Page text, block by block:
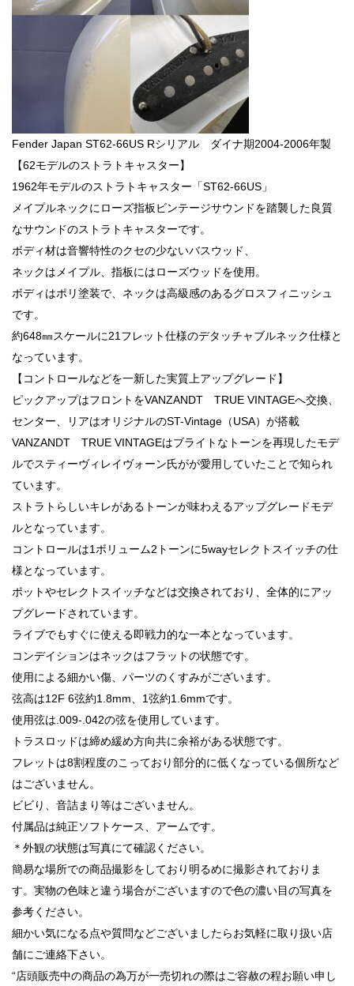
Fender Japan ST62-66US Rシリアル ダイナ期2004-2006年製
【62モデルのストラトキャスター】
1962年モデルのストラトキャスター「ST62-66US」
メイプルネックにローズ指板ビンテージサウンドを踏襲した良質
なサウンドのストラトキャスターです。
ボディ材は音響特性のクセの少ないバスウッド、
ネックはメイプル、指板にはローズウッドを使用。
ボディはポリ塗装で、ネックは高級感のあるグロスフィニッシュ
です。
約648㎜スケールに21フレット仕様のデタッチャブルネック仕様と
なっています。
【コントロールなどを一新した実質上アップグレード】
ピックアップはフロントをVANZANDT TRUE VINTAGEへ交換、
センター、リアはオリジナルのST-Vintage（USA）が搭載
VANZANDT TRUE VINTAGEはブライトなトーンを再現したモデ
ルでスティーヴィレイヴォーン氏がが愛用していたことで知られ
ています。
ストラトらしいキレがあるトーンが味わえるアップグレードモデ
ルとなっています。
コントロールは1ボリューム2トーンに5wayセレクトスイッチの仕
様となっています。
ポットやセレクトスイッチなどは交換されており、全体的にアッ
プグレードされています。
ライブでもすぐに使える即戦力的な一本となっています。
コンデイションはネックはフラットの状態です。
使用による細かい傷、パーツのくすみがございます。
弦高は12F 6弦約1.8mm、1弦約1.6mmです。
使用弦は.009-.042の弦を使用しています。
トラスロッドは締め緩め方向共に余裕がある状態です。
フレットは8割程度のこっており部分的に低くなっている個所など
はございません。
ビビり、音詰まり等はございません。
付属品は純正ソフトケース、アームです。
＊外観の状態は写真にて確認ください。
簡易な場所での商品撮影をしており明るめに撮影されておりま
す。実物の色味と違う場合がございますので色の濃い目の写真を
参考ください。
細かい気になる点や質問などございましたらお気軽に取り扱い店
舗にご連絡下さい。
“店頭販売中の商品の為万が一売切れの際はご容赦の程お願い申し